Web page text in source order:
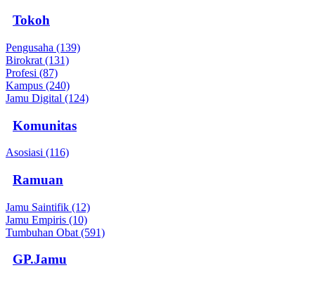
Tokoh
Pengusaha (139)
Birokrat (131)
Profesi (87)
Kampus (240)
Jamu Digital (124)
Komunitas
Asosiasi (116)
Ramuan
Jamu Saintifik (12)
Jamu Empiris (10)
Tumbuhan Obat (591)
GP.Jamu